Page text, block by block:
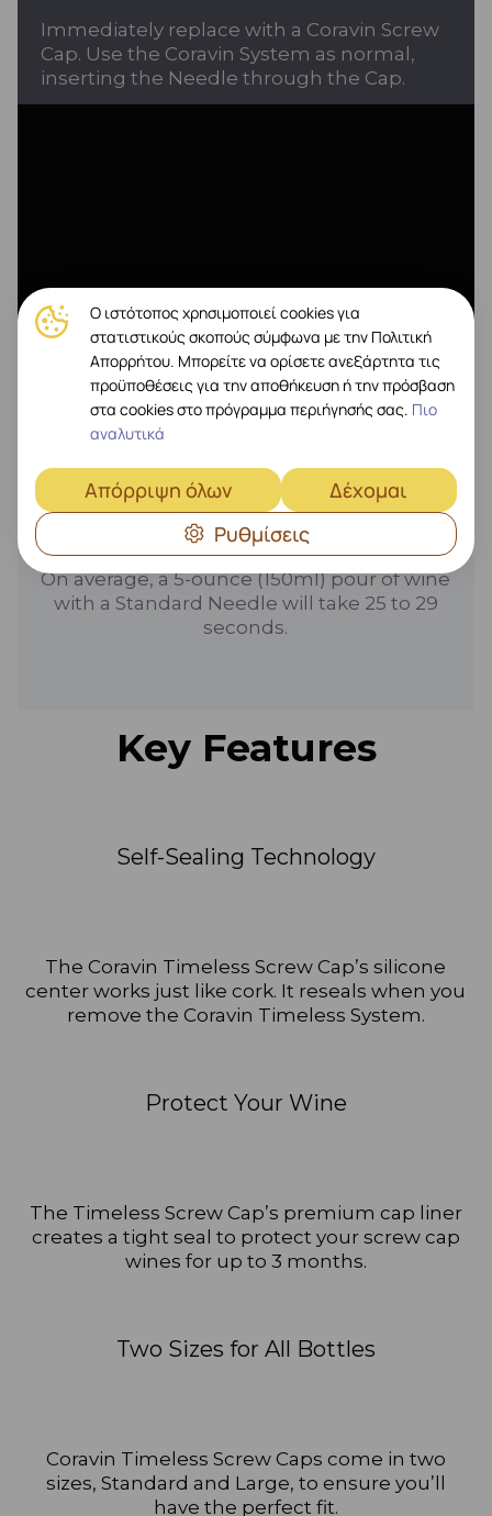
Immediately replace with a Coravin Screw
Cap. Use the Coravin System as normal,
inserting the Needle through the Cap.
Screw Cap Durability
On average, a 5-ounce (150ml) pour of wine
with a Standard Needle will take 25 to 29
seconds.
Key Features
Self-Sealing Technology
The Coravin Timeless Screw Cap’s silicone
center works just like cork. It reseals when you
remove the Coravin Timeless System.
Protect Your Wine
The Timeless Screw Cap’s premium cap liner
creates a tight seal to protect your screw cap
wines for up to 3 months.
Two Sizes for All Bottles
Coravin Timeless Screw Caps come in two
sizes, Standard and Large, to ensure you’ll
have the perfect fit.
Ο ιστότοπος χρησιμοποιεί cookies για
στατιστικούς σκοπούς σύμφωνα με την Πολιτική
Απορρήτου. Μπορείτε να ορίσετε ανεξάρτητα τις
προϋποθέσεις για την αποθήκευση ή την πρόσβαση
στα cookies στο πρόγραμμα περιήγησής σας. Πιο
αναλυτικά
Απόρριψη όλων
Δέχομαι
Ρυθμίσεις